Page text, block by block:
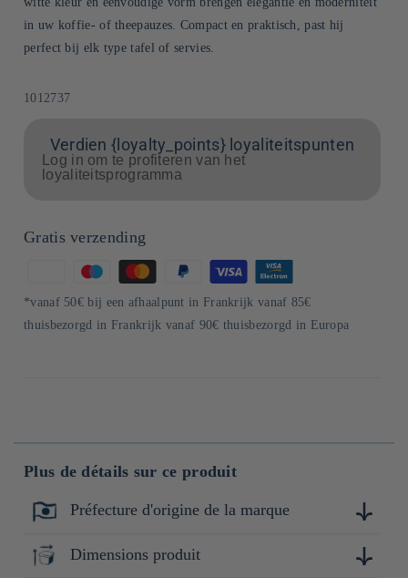
in uw koffie- of theepauzes. Compact en praktisch, past hij
perfect bij elk type tafel of servies.
SKU:
1012737
Verdien {loyalty_points} loyaliteitspunten
Log in om te profiteren van het
loyaliteitsprogramma
Gratis verzending
Betaalmethoden
*vanaf 50€ bij een afhaalpunt in Frankrijk vanaf 85€
thuisbezorgd in Frankrijk vanaf 90€ thuisbezorgd in Europa
Plus de détails sur ce produit
Préfecture d'origine de la marque
Miyazaki
Dimensions produit